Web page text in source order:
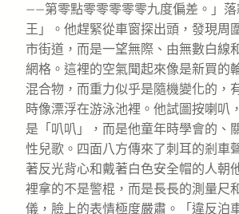
——第零點零零零零零九度偏差。」
王」。他趕緊從車窗探出頭，發現周
市街道，而是一望無際、由無數白線
網格。這裡的空氣聞起來像是新買的
混合物，而重力似乎是隨機變化的，
時像漂浮在游泳池裡。他試圖按喇叭
是「叭叭」，而是他童年時學會的、
性兒歌。四面八方傳來了刺耳的剎車
著反光背心和戴著白色安全帽的人朝
裡拿的不是警棍，而是長長的測量尺
儀，臉上的表情極度嚴肅。「違反泊